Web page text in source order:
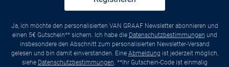
Ja, ich möchte den personalisierten VAN GRAAF Newsletter abonnieren und
einen 5€ Gutschein** sichern. Ich habe die Datenschutzbestimmungen und
insbesondere den Abschnitt zum personalisierten Newsletter-Versand
gelesen und bin damit einverstanden. Eine Abmeldung ist jederzeit möglich,
siehe Datenschutzbestimmungen. **Ihr Gutschein-Code ist einmalig